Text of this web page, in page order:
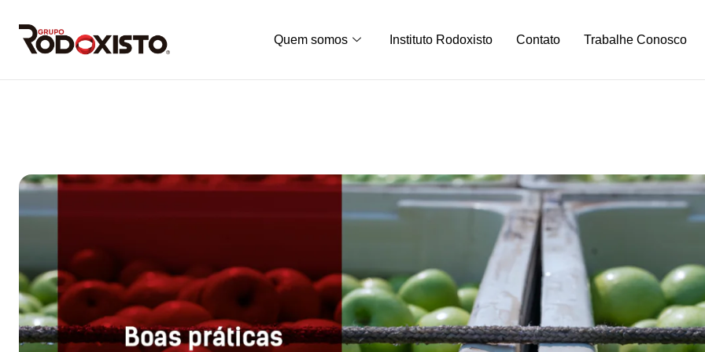
Quem somos Instituto Rodoxisto Contato Trabalhe Conosco